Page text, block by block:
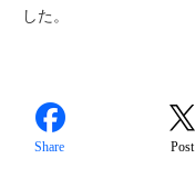
した。
Share Post